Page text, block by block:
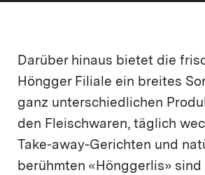
Darüber hinaus bietet die
Höngger Filiale ein breites
ganz unterschiedlichen
den Fleischwaren, täglich
Take-away-Gerichten und
berühmten «Hönggerlis» sind